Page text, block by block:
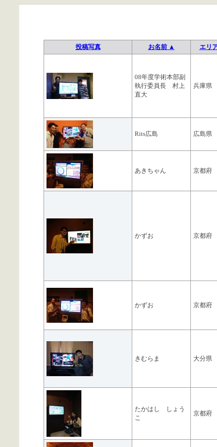
投稿写真 お名前 ▲ エリ
08年度学術本部副
執行委員長 村上
直大
兵庫県
Rits広島 広島県
あきちゃん 京都府
かずお 京都府
かずお 京都府
きむらま 大分県
たかはし しょう
こ
京都府